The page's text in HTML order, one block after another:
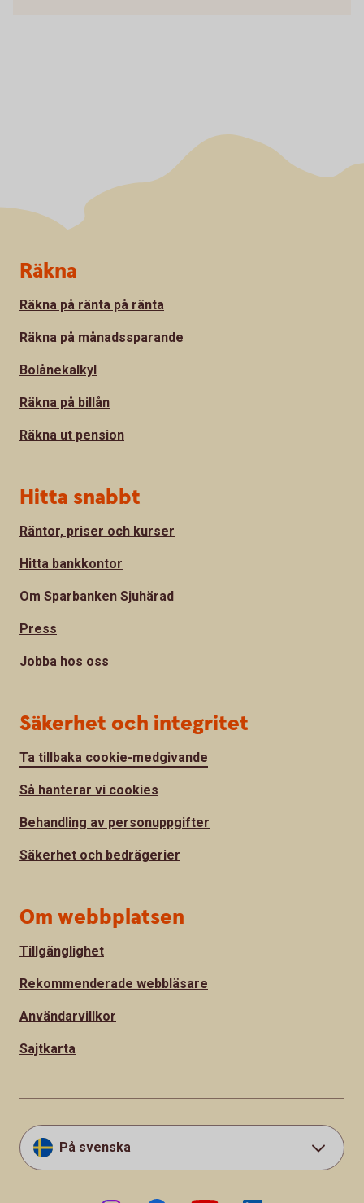
Sidfot
Räkna
Räkna på ränta på ränta
Räkna på månadssparande
Bolånekalkyl
Räkna på billån
Räkna ut pension
Hitta snabbt
Räntor, priser och kurser
Hitta bankkontor
Om Sparbanken Sjuhärad
Press
Jobba hos oss
Säkerhet och integritet
Ta tillbaka cookie-medgivande
Så hanterar vi cookies
Behandling av personuppgifter
Säkerhet och bedrägerier
Om webbplatsen
Tillgänglighet
Rekommenderade webbläsare
Användarvillkor
Sajtkarta
På svenska